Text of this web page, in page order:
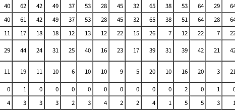
40 62 42 49 37 53 28 45 32 65 38 53 64 29
40 61 42 49 37 53 28 45 32 65 38 51 64 28
11 17 18 18 12 13 12 22 15 26 7 12 22 7
29 44 24 31 25 40 16 23 17 39 31 39 42 21
11 19 11 10 6 10 10 9 5 20 10 16 20 3
0 1 0 0 0 0 0 0 0 0 0 2 0 1
4 3 3 3 2 3 4 2 2 4 1 5 5 3